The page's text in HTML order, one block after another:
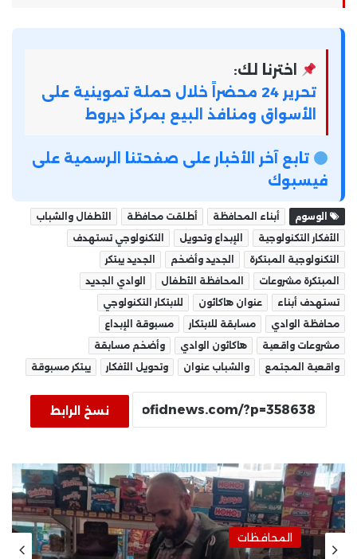
اخترنا لك:
تحرير 24 محضراً خلال حملة تموينية على
الأسواق ومنافذ البيع بمركز ديروط
تابع آخر الأخبار على صفحتنا الرسمية على
فيسبوك
الوسوم أبناء المحافظة أطلقت محافظة
الأطفال والشباب
الأفكار التكنولوجية
الإبداع وتحويل
التكنولوجي تستهدف
التكنولوجية المبتكرة
الجديد وأضخم
الجديد يبتكر
المبتكرة مشروعات
المحافظة الأطفال
الوادي الجديد
تستهدف أبناء
عنوان هاكاثون
للابتكار التكنولوجي
محافظة الوادي
مسابقة للابتكار
مسبوقة الإبداع
مشروعات واقعية
هاكاثون الوادي
وأضخم مسابقة
واقعية المجتمع
والشباب عنوان وتحويل الأفكار يبتكر مسبوقة
نسخ الرابط
المحافظات